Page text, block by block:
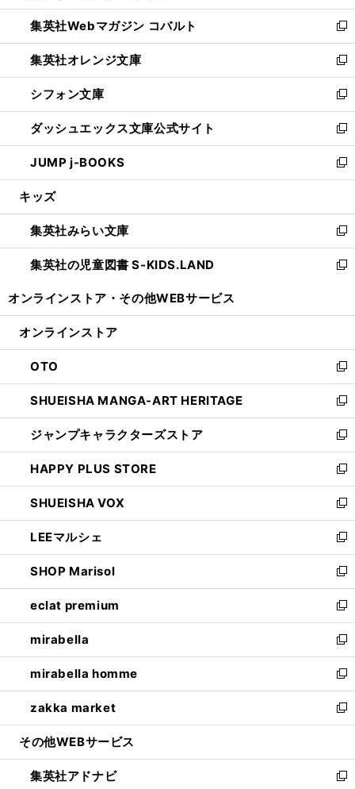
開
く
ウ
で
開
く
ン
ド
ウ
で
開
く
ウ
ィ
ン
ド
ウ
で
開
く
集英社Webマガジン コバルト
新
し
い
ウ
ィ
ン
ド
ウ
で
開
集英社オレンジ文庫
新
し
い
ウ
ィ
ン
ド
ウ
開
く
シフォン文庫
新
し
い
ウ
ィ
ン
ウ
で
開
く
ダッシュエックス文庫公式サイト
新
し
い
ウ
ン
ド
ウ
で
JUMP j-BOOKS
新
し
ウ
ィ
ン
ド
開
キッズ
集英社みらい文庫
新
し
い
ン
ウ
で
開
く
集英社の児童図書 S-KIDS.LAND
新
ウ
ン
ド
ウ
で
開
く
オンラインストア・ その他WEBサービス
オンラインストア
OTO
新
し
い
ウ
ィ
ン
ド
ウ
で
開
く
SHUEISHA MANGA-ART HERITAGE
新
し
い
ウ
ィ
ン
ド
ウ
で
開
く
ジャンプキャラクターズストア
新
し
い
ウ
ィ
ン
ド
ウ
で
開
く
HAPPY PLUS STORE
新
し
い
ウ
ィ
ン
ド
ウ
で
開
く
SHUEISHA VOX
新
し
い
ウ
ィ
ン
ド
ウ
で
開
く
LEEマルシェ
新
し
い
ウ
ィ
ン
ド
ウ
で
開
く
SHOP Marisol
新
し
い
ウ
ィ
ン
ド
ウ
で
開
eclat premium
新
し
い
ウ
ィ
ン
ド
ウ
開
く
mirabella
新
し
い
ウ
ィ
ン
ウ
で
mirabella homme
新
し
い
ウ
ン
ド
zakka market
新
し
ウ
ィ
その他WEBサービス
集英社アドナビ 新